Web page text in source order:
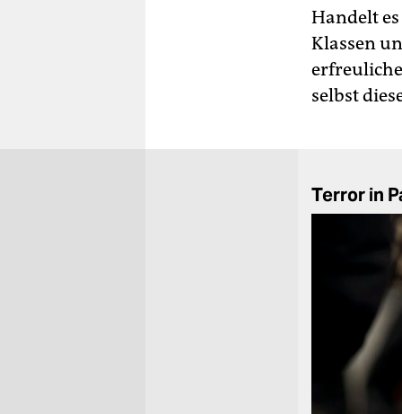
Handelt
Klassen
selbst
Terror in